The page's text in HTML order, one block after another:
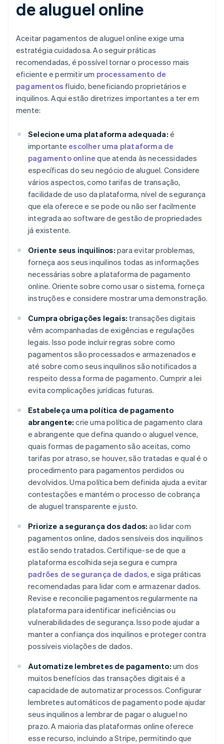
de aluguel online
Aceitar pagamentos de aluguel online exige uma
estratégia cuidadosa. Ao seguir práticas
recomendadas, é possível tornar o processo mais
eficiente e permitir um processamento de
pagamentos fluido, beneficiando proprietários e
inquilinos. Aqui estão diretrizes importantes a ter em
mente:
Selecione uma plataforma adequada: é
importante escolher uma plataforma de
pagamento online que atenda às necessidades
específicas do seu negócio de aluguel. Considere
vários aspectos, como tarifas de transação,
facilidade de uso da plataforma, nível de segurança
que ela oferece e se pode ou não ser facilmente
integrada ao software de gestão de propriedades
já existente.
Oriente seus inquilinos: para evitar problemas,
forneça aos seus inquilinos todas as informações
necessárias sobre a plataforma de pagamento
online. Oriente sobre como usar o sistema, forneça
instruções e considere mostrar uma demonstração.
Cumpra obrigações legais: transações digitais
vêm acompanhadas de exigências e regulações
legais. Isso pode incluir regras sobre como
pagamentos são processados e armazenados e
até sobre como seus inquilinos são notificados a
respeito dessa forma de pagamento. Cumprir a lei
evita complicações jurídicas futuras.
Estabeleça uma política de pagamento
abrangente: crie uma política de pagamento clara
e abrangente que defina quando o aluguel vence,
quais formas de pagamento são aceitas, como
tarifas por atraso, se houver, são tratadas e qual é o
procedimento para pagamentos perdidos ou
devolvidos. Uma política bem definida ajuda a evitar
contestações e mantém o processo de cobrança
de aluguel transparente e justo.
Priorize a segurança dos dados: ao lidar com
pagamentos online, dados sensíveis dos inquilinos
estão sendo tratados. Certifique-se de que a
plataforma escolhida seja segura e cumpra
padrões de segurança de dados, e siga práticas
recomendadas para lidar com e armazenar dados.
Revise e reconcilie pagamentos regularmente na
plataforma para identificar ineficiências ou
vulnerabilidades de segurança. Isso pode ajudar a
manter a confiança dos inquilinos e proteger contra
possíveis violações de dados.
Automatize lembretes de pagamento: um dos
muitos benefícios das transações digitais é a
capacidade de automatizar processos. Configurar
lembretes automáticos de pagamento pode ajudar
seus inquilinos a lembrar de pagar o aluguel no
prazo. A maioria das plataformas online oferece
esse recurso, incluindo a Stripe, permitindo que